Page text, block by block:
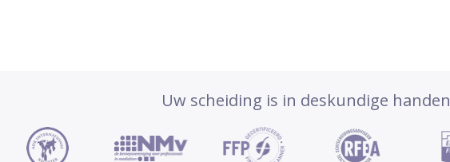
Uw scheiding is in deskundige handen